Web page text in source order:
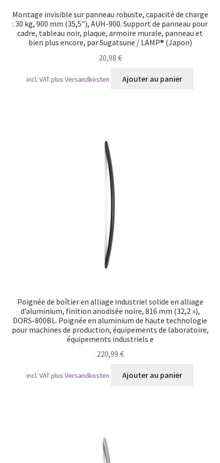
Montage invisible sur panneau robuste, capacité de charge
: 30 kg, 900 mm (35,5″), AUH-900. Support de panneau pour
cadre, tableau noir, plaque, armoire murale, panneau et
bien plus encore, par Sugatsune / LAMP® (Japon)
20,98 €
incl. VATplusVersandkosten Ajouter au panier
Poignée de boîtier en alliage industriel solide en alliage
d’aluminium, finition anodisée noire, 816 mm (32,2 »),
DORS-800BL. Poignée en aluminium de haute technologie
pour machines de production, équipements de laboratoire,
équipements industriels e
220,99 €
incl. VATplusVersandkosten Ajouter au panier